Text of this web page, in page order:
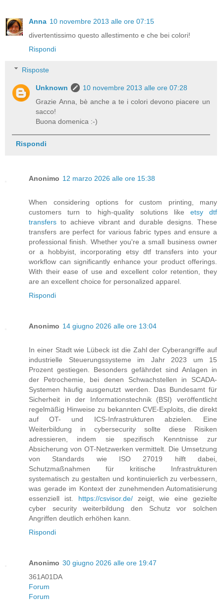
Anna 10 novembre 2013 alle ore 07:15
divertentissimo questo allestimento e che bei colori!
Rispondi
Risposte
Unknown
10 novembre 2013 alle ore 07:28
Grazie Anna, bè anche a te i colori devono piacere un
sacco!
Buona domenica :-)
Rispondi
Anonimo 12 marzo 2026 alle ore 15:38
When considering options for custom printing, many
customers turn to high-quality solutions like etsy dtf
transfers to achieve vibrant and durable designs. These
transfers are perfect for various fabric types and ensure a
professional finish. Whether you're a small business owner
or a hobbyist, incorporating etsy dtf transfers into your
workflow can significantly enhance your product offerings.
With their ease of use and excellent color retention, they
are an excellent choice for personalized apparel.
Rispondi
Anonimo 14 giugno 2026 alle ore 13:04
In einer Stadt wie Lübeck ist die Zahl der Cyberangriffe auf
industrielle Steuerungssysteme im Jahr 2023 um 15
Prozent gestiegen. Besonders gefährdet sind Anlagen in
der Petrochemie, bei denen Schwachstellen in SCADA-
Systemen häufig ausgenutzt werden. Das Bundesamt für
Sicherheit in der Informationstechnik (BSI) veröffentlicht
regelmäßig Hinweise zu bekannten CVE-Exploits, die direkt
auf OT- und ICS-Infrastrukturen abzielen. Eine
Weiterbildung in cybersecurity sollte diese Risiken
adressieren, indem sie spezifisch Kenntnisse zur
Absicherung von OT-Netzwerken vermittelt. Die Umsetzung
von Standards wie ISO 27019 hilft dabei,
Schutzmaßnahmen für kritische Infrastrukturen
systematisch zu gestalten und kontinuierlich zu verbessern,
was gerade im Kontext der zunehmenden Automatisierung
essenziell ist. https://csvisor.de/zeigt, wie eine gezielte
cyber security weiterbildung den Schutz vor solchen
Angriffen deutlich erhöhen kann.
Rispondi
Anonimo 30 giugno 2026 alle ore 19:47
361A01DA
Forum
Forum